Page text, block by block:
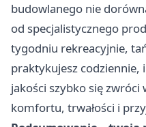
budowlanego nie
od specjalistycznego
tygodniu rekreacyjnie,
praktykujesz codziennie,
jakości szybko się zwróci
komfortu, trwałości i